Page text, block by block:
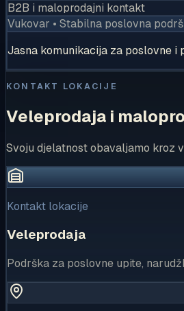
B2B i maloprodajni kontakt
Vukovar • Stabilna poslovna
Jasna komunikacija za poslovne i
KONTAKT LOKACIJE
Veleprodaja i
Svoju djelatnost obavaljamo kroz
Kontakt lokacije
Veleprodaja
Podrška za poslovne upite,